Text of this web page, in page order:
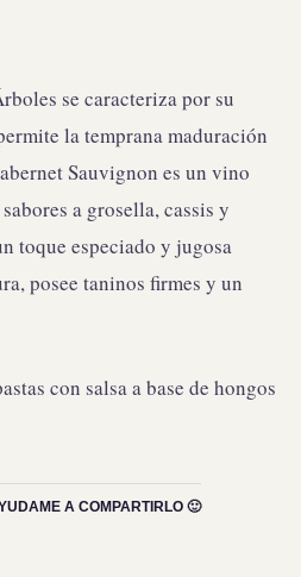
se caracteriza por su
la temprana maduración
Sauvignon es un vino
a grosella, cassis y
toque especiado y jugosa
posee taninos firmes y un
con salsa a base de hongos
A COMPARTIRLO 🙂